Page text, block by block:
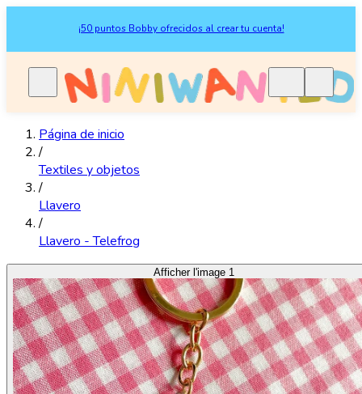
¡50 puntos Bobby ofrecidos al crear tu cuenta!
Página de inicio
/
Textiles y objetos
/
Llavero
/
Llavero - Telefrog
Afficher l'image 1